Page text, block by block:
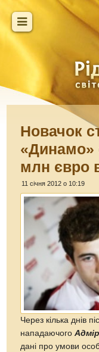
Новачок
«Динамо»
млн євро
11 січня 2012 о 10:19
Через кілька днів
нападаючого
дані про умови